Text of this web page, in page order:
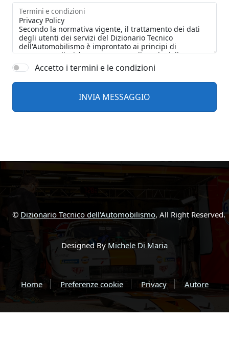
Termini e condizioni
Accetto i termini e le condizioni
© Dizionario Tecnico dell'Automobilismo, All Right Reserved.
Designed By Michele Di Maria
Home Preferenze cookie Privacy Autore